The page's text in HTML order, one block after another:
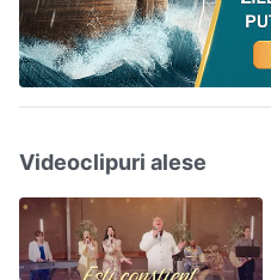
Videoclipuri alese